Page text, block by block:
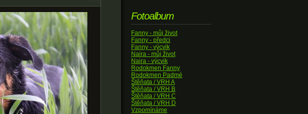
Fotoalbum
Fanny - můj život
Fanny - předci
Fanny - výcvik
Naira - můj život
Naira - výcvik
Rodokmen Fanny
Rodokmen Padmé
Štěňata / VRH A
Štěňata / VRH B
Štěňata / VRH C
Štěňata / VRH D
Vzpomínáme